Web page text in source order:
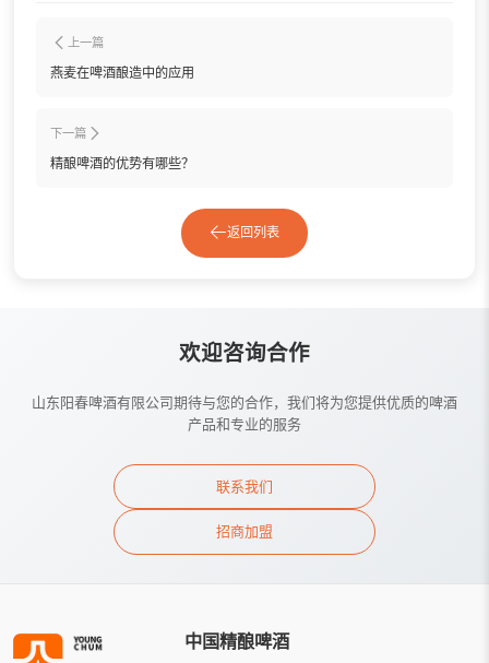
上一篇
燕麦在啤酒酿造中的应用
下一篇
精酿啤酒的优势有哪些？
返回列表
欢迎咨询合作
山东阳春啤酒有限公司期待与您的合作，我们将为您提供优质的啤酒
产品和专业的服务
联系我们
招商加盟
中国精酿啤酒